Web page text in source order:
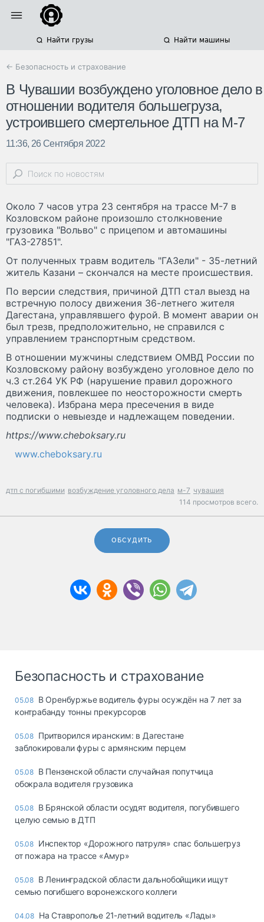
Найти грузы Найти машины
← Безопасность и страхование
В Чувашии возбуждено уголовное дело в
отношении водителя большегруза,
устроившего смертельное ДТП на М-7
11:36, 26 Сентября 2022
Около 7 часов утра 23 сентября на трассе М-7 в
Козловском районе произошло столкновение
грузовика "Вольво" с прицепом и автомашины
"ГАЗ-27851".
От полученных травм водитель "ГАЗели" - 35-летний
житель Казани – скончался на месте происшествия.
По версии следствия, причиной ДТП стал выезд на
встречную полосу движения 36-летнего жителя
Дагестана, управлявшего фурой. В момент аварии он
был трезв, предположительно, не справился с
управлением транспортным средством.
В отношении мужчины следствием ОМВД России по
Козловскому району возбуждено уголовное дело по
ч.3 ст.264 УК РФ (нарушение правил дорожного
движения, повлекшее по неосторожности смерть
человека). Избрана мера пресечения в виде
подписки о невыезде и надлежащем поведении.
https://www.cheboksary.ru
www.cheboksary.ru
дтп с погибшими возбуждение уголовного дела м-7 чувашия
114 просмотров всего.
ОБСУДИТЬ
Безопасность и страхование
05.08 В Оренбуржье водитель фуры осуждён на 7 лет за
контрабанду тонны прекурсоров
05.08 Притворился иранским: в Дагестане
заблокировали фуры с армянским перцем
05.08 В Пензенской области случайная попутчица
обокрала водителя грузовика
05.08 В Брянской области осудят водителя, погубившего
целую семью в ДТП
05.08 Инспектор «Дорожного патруля» спас большегруз
от пожара на трассе «Амур»
05.08 В Ленинградской области дальнобойщики ищут
семью погибшего воронежского коллеги
04.08 На Ставрополье 21-летний водитель «Лады»